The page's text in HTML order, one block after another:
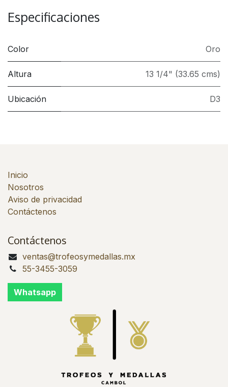
Especificaciones
Color Oro
Altura 13 1/4" (33.65 cms)
Ubicación D3
Inicio
Nosotros
Aviso de privacidad
Contáctenos
Contáctenos
ventas@trofeosymedallas.mx
55-3455-3059
Whatsapp